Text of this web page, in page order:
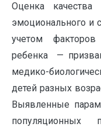
Оценка
эмоционального и
учетом
ребенка —
медико-
детей разных
Выявленные
популяционных